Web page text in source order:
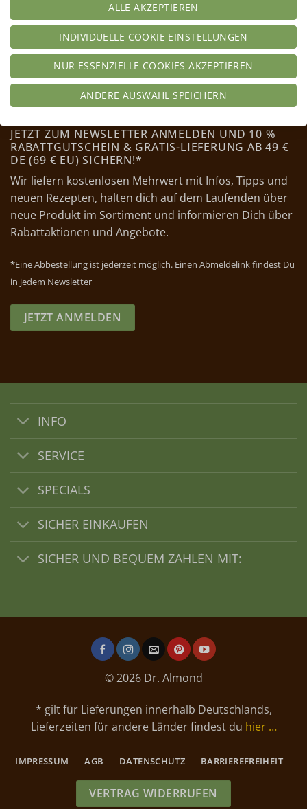
JETZT ZUM NEWSLETTER ANMELDEN UND 10 %
RABATTGUTSCHEIN & GRATIS-LIEFERUNG AB 49 €
DE (69 € EU) SICHERN!*
Wir liefern kostenlosen Mehrwert mit Infos, Tipps und
neuen Rezepten, halten dich auf dem Laufenden über
neue Produkt im Sortiment und informieren Dich über
Rabattaktionen und Angebote.
*Eine Abbestellung ist jederzeit möglich. Einen Abmeldelink findest Du
in jedem Newsletter
JETZT ANMELDEN
INFO
SERVICE
SPECIALS
SICHER EINKAUFEN
SICHER UND BEQUEM ZAHLEN MIT:
© 2026 Dr. Almond
* gilt für Lieferungen innerhalb Deutschlands,
Lieferzeiten für andere Länder findest du hier …
IMPRESSUM AGB DATENSCHUTZ BARRIEREFREIHEIT
VERTRAG WIDERRUFEN
ALLE AKZEPTIEREN
INDIVIDUELLE COOKIE EINSTELLUNGEN
NUR ESSENZIELLE COOKIES AKZEPTIEREN
ANDERE AUSWAHL SPEICHERN